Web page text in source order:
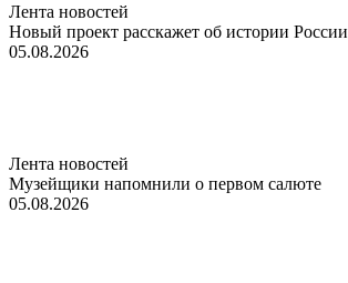
Лента новостей
Новый проект расскажет об истории России
05.08.2026
Лента новостей
Музейщики напомнили о первом салюте
05.08.2026